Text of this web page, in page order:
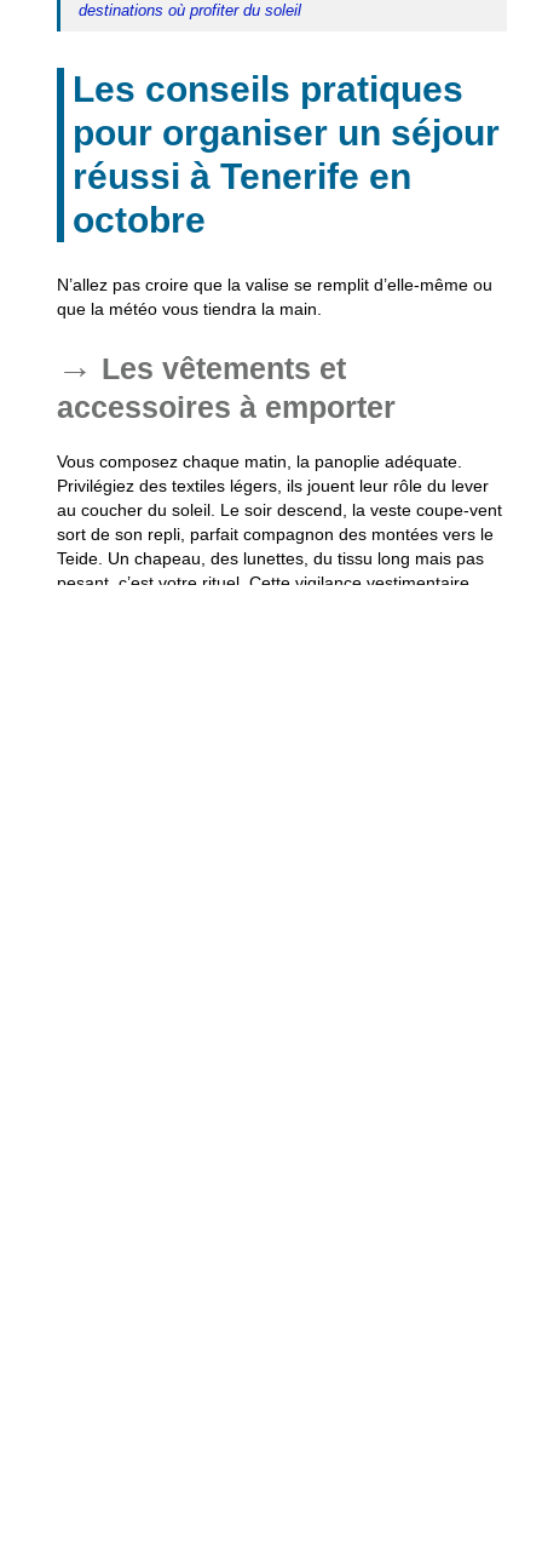
destinations où profiter du soleil
Les conseils pratiques
pour organiser un séjour
réussi à Tenerife en
octobre
N’allez pas croire que la valise se remplit d’elle-même ou
que la météo vous tiendra la main.
Les vêtements et
accessoires à emporter
Vous composez chaque matin, la panoplie adéquate.
Privilégiez des textiles légers, ils jouent leur rôle du lever
au coucher du soleil. Le soir descend, la veste coupe-vent
sort de son repli, parfait compagnon des montées vers le
Teide. Un chapeau, des lunettes, du tissu long mais pas
pesant, c’est votre rituel. Cette vigilance vestimentaire